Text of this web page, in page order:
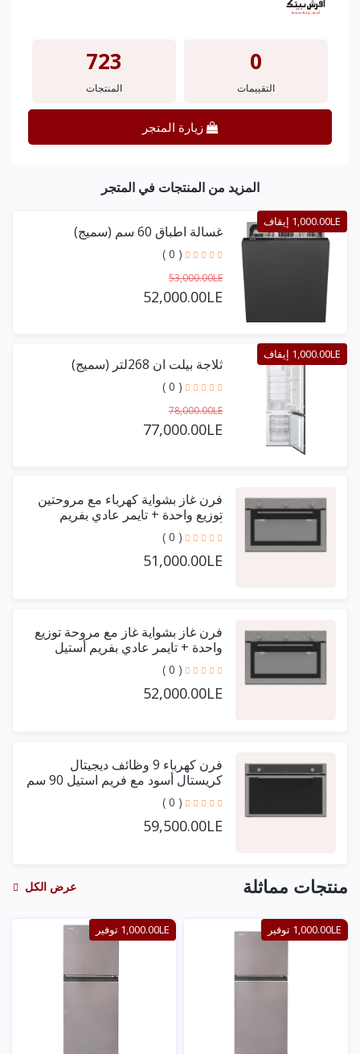
0
التقييمات
723
المنتجات
زيارة المتجر
المزيد من المنتجات في المتجر
1,000.00LE إيقاف
غسالة اطباق 60 سم (سميج)
( 0 )
53,000.00LE
52,000.00LE
1,000.00LE إيقاف
ثلاجة بيلت ان 268لتر (سميج)
( 0 )
78,000.00LE
77,000.00LE
فرن غاز بشواية كهرباء مع مروحتين
توزيع واحدة + تايمر عادي بفريم
أستيل حرف يو 90 سم
( 0 )
51,000.00LE
فرن غاز بشواية غاز مع مروحة توزيع
واحدة + تايمر عادي بفريم أستيل
حرف يو 90 سم
( 0 )
52,000.00LE
فرن كهرباء 9 وظائف ديجيتال
كريستال أسود مع فريم استيل 90 سم
+ مروحتين توزيع
( 0 )
59,500.00LE
منتجات مماثلة عرض الكل
1,000.00LE توفير 1,000.00LE توفير